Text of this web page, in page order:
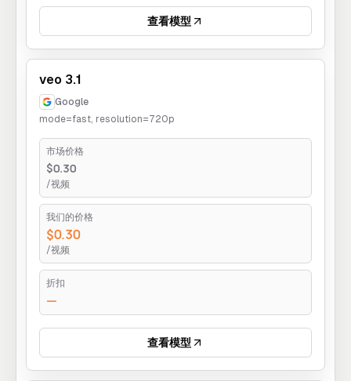
查看模型
veo 3.1
Google
mode=fast, resolution=720p
市场价格
$0.30
/视频
我们的价格
$0.30
/视频
折扣
—
查看模型